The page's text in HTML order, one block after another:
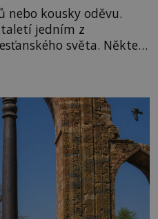
nebo kousky oděvu.
jedním z
světa. Některé
jiné provází
objevy. Jejich osudy
hodnotu. Nejsou